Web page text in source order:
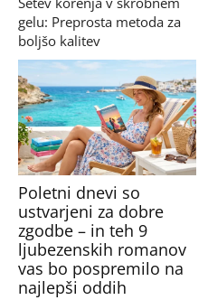
gelu: Preprosta metoda za
boljšo kalitev
Poletni dnevi so
ustvarjeni za dobre
zgodbe – in teh 9
ljubezenskih romanov
vas bo pospremilo na
najlepši oddih